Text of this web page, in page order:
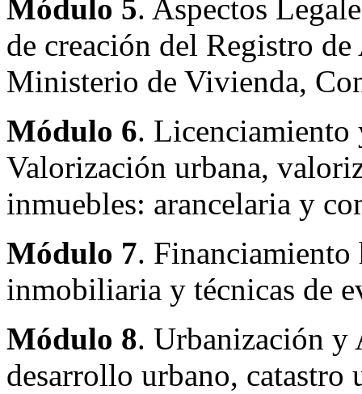
Módulo 5. Aspectos
de creación del Registro
Ministerio de Vivienda,
Módulo 6. Licenciamiento
Valorización urbana,
inmuebles: arancelaria y
Módulo 7. Financiamiento
inmobiliaria y técnicas de
Módulo 8. Urbanización
desarrollo urbano, catastro